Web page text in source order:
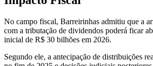
No campo fiscal, Barreirinhas admitiu que a
com a tributação de dividendos poderá ficar
inicial de R$ 30 bilhões em 2026.
Segundo ele, a antecipação de distribuições